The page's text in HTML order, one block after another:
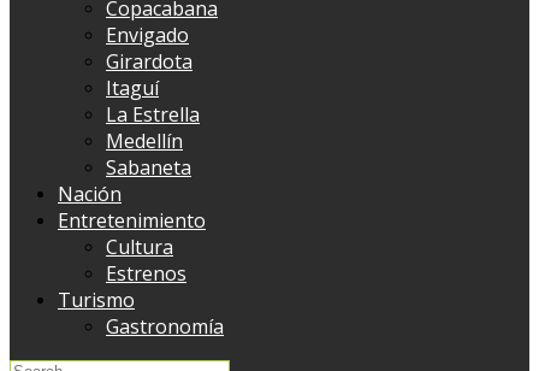
Copacabana
Envigado
Girardota
Itaguí
La Estrella
Medellín
Sabaneta
Nación
Entretenimiento
Cultura
Estrenos
Turismo
Gastronomía